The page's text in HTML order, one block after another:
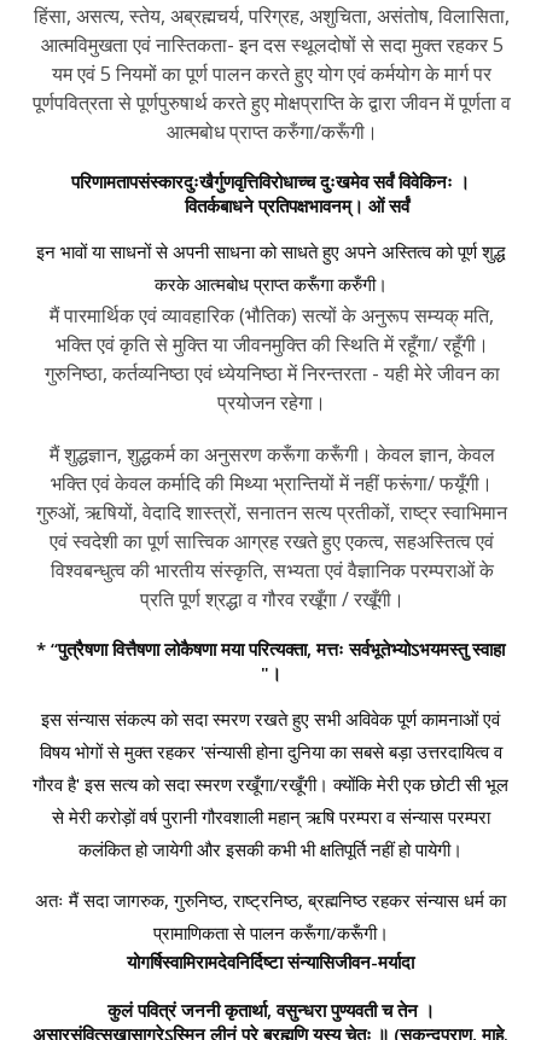
हिंसा, असत्य, स्तेय, अब्रह्मचर्य, परिग्रह, अशुचिता, असंतोष, विलासिता,
आत्मविमुखता एवं नास्तिकता- इन दस स्थूलदोषों से सदा मुक्त रहकर 5
यम एवं 5 नियमों का पूर्ण पालन करते हुए योग एवं कर्मयोग के मार्ग पर
पूर्णपवित्रता से पूर्णपुरुषार्थ करते हुए मोक्षप्राप्ति के द्वारा जीवन में पूर्णता व
आत्मबोध प्राप्त करुँगा/करूँगी।
परिणामतापसंस्कारदुःखैर्गुणवृत्तिविरोधाच्च दुःखमेव सर्वं विवेकिनः ।
वितर्कबाधने प्रतिपक्षभावनम्। ओं सर्वं
इन भावों या साधनों से अपनी साधना को साधते हुए अपने अस्तित्व को पूर्ण शुद्ध
करके आत्मबोध प्राप्त करूँगा करुँगी।
मैं पारमार्थिक एवं व्यावहारिक (भौतिक) सत्यों के अनुरूप सम्यक् मति,
भक्ति एवं कृति से मुक्ति या जीवनमुक्ति की स्थिति में रहूँगा/ रहूँगी।
गुरुनिष्ठा, कर्तव्यनिष्ठा एवं ध्येयनिष्ठा में निरन्तरता - यही मेरे जीवन का
प्रयोजन रहेगा।
मैं शुद्धज्ञान, शुद्धकर्म का अनुसरण करूँगा करूँगी। केवल ज्ञान, केवल
भक्ति एवं केवल कर्मादि की मिथ्या भ्रान्तियों में नहीं फरूंगा/ फयूँगी।
गुरुओं, ऋषियों, वेदादि शास्त्रों, सनातन सत्य प्रतीकों, राष्ट्र स्वाभिमान
एवं स्वदेशी का पूर्ण सात्त्विक आग्रह रखते हुए एकत्व, सहअस्तित्व एवं
विश्वबन्धुत्व की भारतीय संस्कृति, सभ्यता एवं वैज्ञानिक परम्पराओं के
प्रति पूर्ण श्रद्धा व गौरव रखूँगा / रखूँगी।
* “पुत्रैषणा वित्तैषणा लोकैषणा मया परित्यक्ता, मत्तः सर्वभूतेभ्योऽभयमस्तु स्वाहा
"।
इस संन्यास संकल्प को सदा स्मरण रखते हुए सभी अविवेक पूर्ण कामनाओं एवं
विषय भोगों से मुक्त रहकर 'संन्यासी होना दुनिया का सबसे बड़ा उत्तरदायित्व व
गौरव है' इस सत्य को सदा स्मरण रखूँगा/रखूँगी। क्योंकि मेरी एक छोटी सी भूल
से मेरी करोड़ों वर्ष पुरानी गौरवशाली महान् ऋषि परम्परा व संन्यास परम्परा
कलंकित हो जायेगी और इसकी कभी भी क्षतिपूर्ति नहीं हो पायेगी।
अतः मैं सदा जागरुक, गुरुनिष्ठ, राष्ट्रनिष्ठ, ब्रह्मनिष्ठ रहकर संन्यास धर्म का
प्रामाणिकता से पालन करूँगा/करूँगी।
योगर्षिस्वामिरामदेवनिर्दिष्टा संन्यासिजीवन-मर्यादा
कुलं पवित्रं जननी कृतार्था, वसुन्धरा पुण्यवती च तेन ।
असारसंवित्सुखासागरेऽस्मिन् लीनं परे ब्रह्मणि यस्य चेतः ॥ (सकन्दपुराण, माहे.